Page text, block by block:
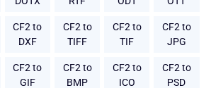
CF2 to
DXF
CF2 to
TIFF
CF2 to
TIF
CF2 to
JPG
CF2 to
GIF
CF2 to
BMP
CF2 to
ICO
CF2 to
PSD